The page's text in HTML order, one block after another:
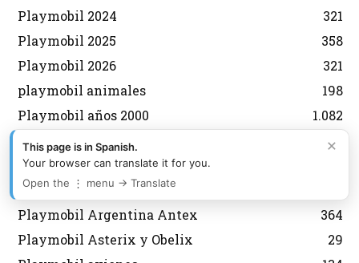
Playmobil 2024
321
Playmobil 2025
358
Playmobil 2026
321
playmobil animales
198
Playmobil años 2000
1.082
playmobil años 70
574
playmobil años 80
playmobil años 90
Playmobil Argentina Antex
364
Playmobil Asterix y Obelix
29
×
This page is in Spanish.
Your browser can translate it for you.
Open the ⋮ menu → Translate